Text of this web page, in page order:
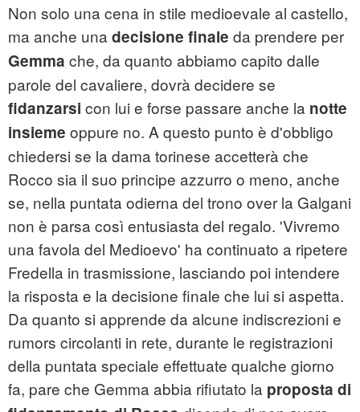
Non solo una cena in stile medioevale al castello,
ma anche una decisione finale da prendere per
Gemma che, da quanto abbiamo capito dalle
parole del cavaliere, dovrà decidere se
fidanzarsi con lui e forse passare anche la notte
insieme oppure no. A questo punto è d'obbligo
chiedersi se la dama torinese accetterà che
Rocco sia il suo principe azzurro o meno, anche
se, nella puntata odierna del trono over la Galgani
non è parsa così entusiasta del regalo. 'Vivremo
una favola del Medioevo' ha continuato a ripetere
Fredella in trasmissione, lasciando poi intendere
la risposta e la decisione finale che lui si aspetta.
Da quanto si apprende da alcune indiscrezioni e
rumors circolanti in rete, durante le registrazioni
della puntata speciale effettuate qualche giorno
fa, pare che Gemma abbia rifiutato la proposta di